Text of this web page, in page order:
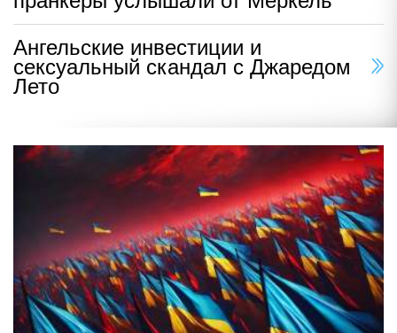
Ангельские инвестиции и
сексуальный скандал с Джаредом
Лето